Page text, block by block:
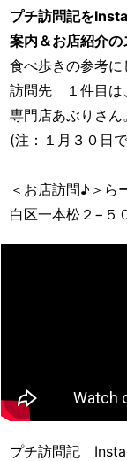
プチ訪問記を
案内＆お店紹介の
食べ歩きの参考に
訪問先 １件目は
専門店あぶりさん
(注：１月３０日
＜お店訪問♪＞ら
白区一本松２−５
プチ訪問記